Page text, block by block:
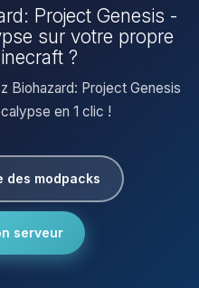
Project Genesis -
sur votre propre
?
Biohazard: Project Genesis
en 1 clic !
des modpacks
serveur